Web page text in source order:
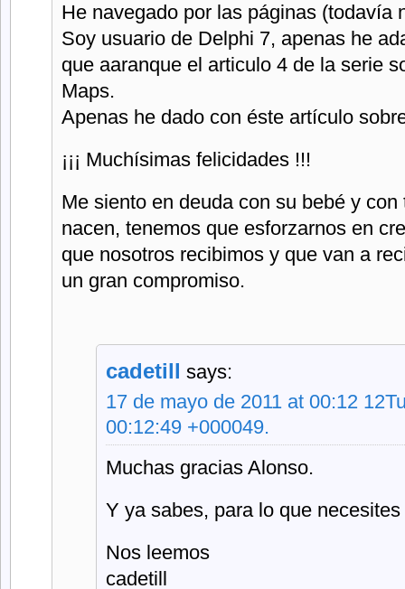
He navegado por las páginas (todavía
Soy usuario de Delphi 7, apenas he
que aaranque el articulo 4 de la serie
Maps.
Apenas he dado con éste artículo
¡¡¡ Muchísimas felicidades !!!
Me siento en deuda con su bebé y
nacen, tenemos que esforzarnos en
que nosotros recibimos y que van a
un gran compromiso.
cadetill says:
17 de mayo de 2011 at 00:12
00:12:49 +000049.
Muchas gracias Alonso.
Y ya sabes, para lo que
Nos leemos
cadetill